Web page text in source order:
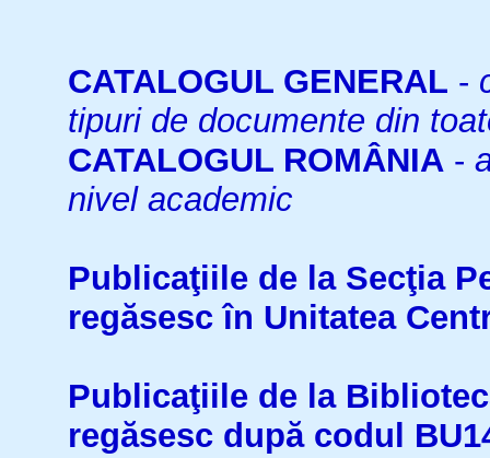
CATALOGUL GENERAL -
tipuri de documente din
CATALOGUL ROMÂNIA -
nivel academic
Publicaţiile de la Secţia
regăsesc în Unitatea
Publicaţiile de la
regăsesc după codul